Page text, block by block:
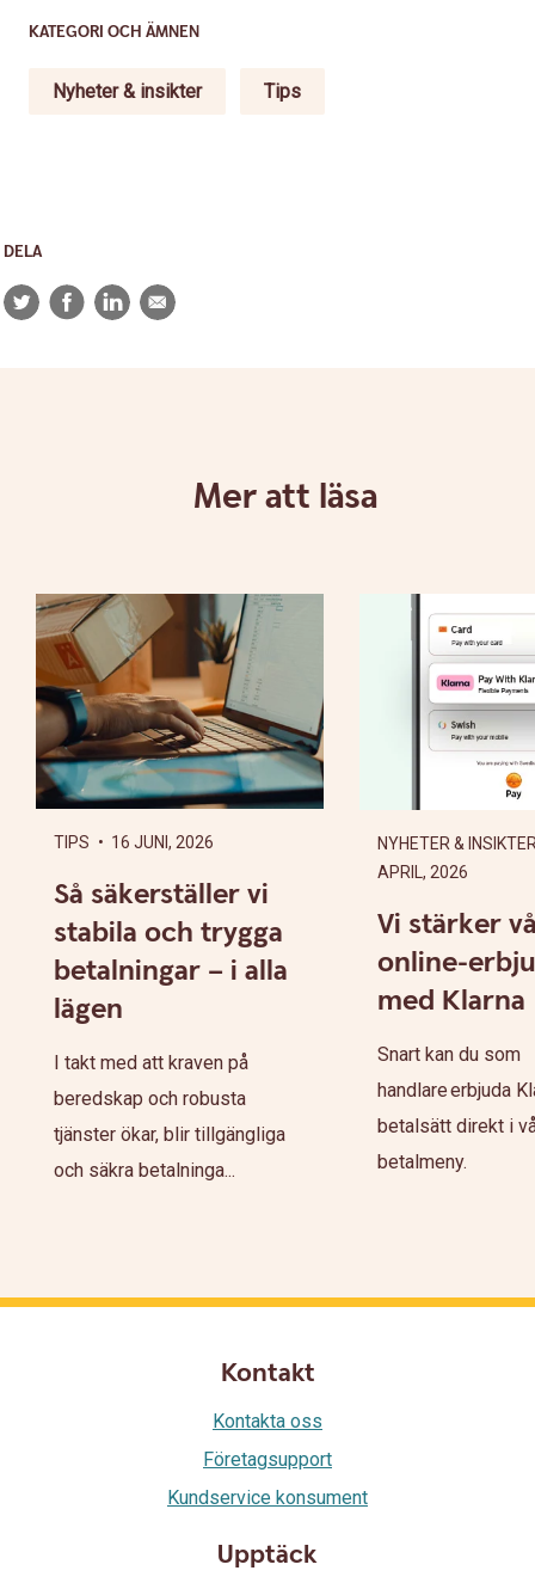
KATEGORI OCH ÄMNEN
Nyheter & insikter Tips
DELA
TwitterFacebookLinkedIn
E-
post
Mer att läsa
TIPS • 16 JUNI, 2026
Så säkerställer vi
stabila och trygga
betalningar – i alla
lägen
I takt med att kraven på
beredskap och robusta
tjänster ökar, blir tillgängliga
och säkra betalninga...
NYHETER &
APRIL, 2026
Vi stärker
online-
med Klarna
Snart kan du som
handlare erbjuda
betalsätt direkt i
betalmeny.
Kontakt
Kontakta oss
Företagsupport
Kundservice konsument
Upptäck